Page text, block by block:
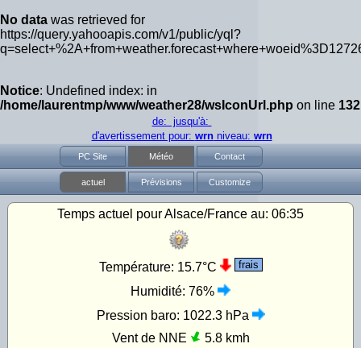
No data was retrieved for
https://query.yahooapis.com/v1/public/yql?
Notice: Undefined index: in
/home/laurentmp/www/weather28/wsIconUrl.php on line 132
de: jusqu'à:
d'avertissement pour: wrnniveau: wrn
PC Site Météo Contact
actuel Prévisions Customize
Temps actuel pour Alsace/France au: 06:35
Température: 15.7°C frais
Humidité: 76%
Pression baro: 1022.3 hPa
Vent de NNE
5.8 kmh